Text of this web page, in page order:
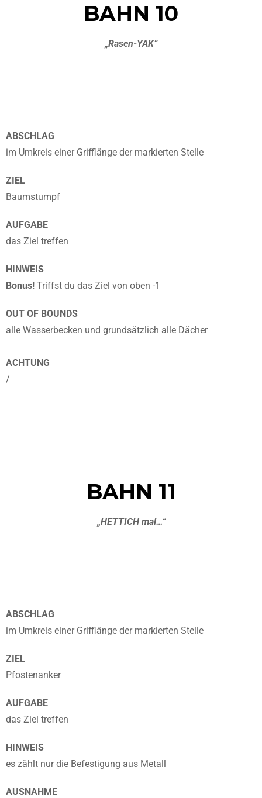
BAHN 10
„Rasen-YAK“
ABSCHLAG
im Umkreis einer Grifflänge der markierten Stelle
ZIEL
Baumstumpf
AUFGABE
das Ziel treffen
HINWEIS
Bonus! Triffst du das Ziel von oben -1
OUT OF BOUNDS
alle Wasserbecken und grundsätzlich alle Dächer
ACHTUNG
/
BAHN 11
„HETTICH mal…“
ABSCHLAG
im Umkreis einer Grifflänge der markierten Stelle
ZIEL
Pfostenanker
AUFGABE
das Ziel treffen
HINWEIS
es zählt nur die Befestigung aus Metall
AUSNAHME